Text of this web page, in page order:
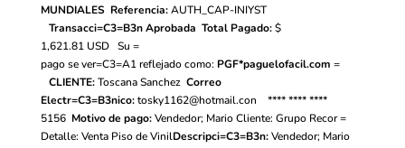
MUNDIALES Referencia: AUTH_CAP-INIYST
Transacci=C3=B3n Aprobada Total Pagado: $
1,621.81 USD Su =
pago se ver=C3=A1 reflejado como: PGF*paguelofacil.com =
CLIENTE: Toscana Sanchez Correo
Electr=C3=B3nico: tosky1162@hotmail.con
**** **** ****
5156 Motivo de pago: Vendedor; Mario Cliente: Grupo Recor =
Detalle: Venta Piso de VinilDescripci=C3=B3n: Vendedor; Mario